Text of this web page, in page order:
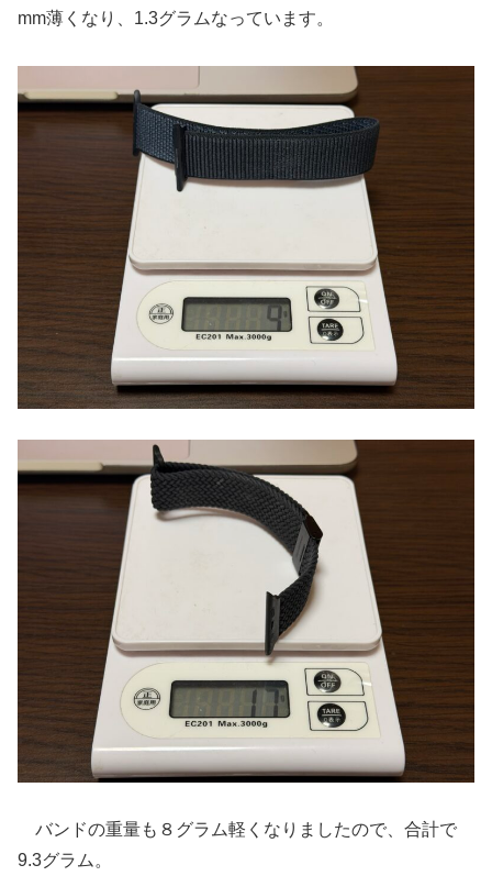
mm薄くなり、1.3グラムなっています。
バンドの重量も８グラム軽くなりましたので、合計で
9.3グラム。